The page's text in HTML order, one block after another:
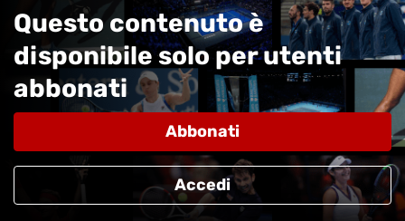
Questo contenuto è
disponibile solo per utenti
abbonati
Abbonati
Accedi